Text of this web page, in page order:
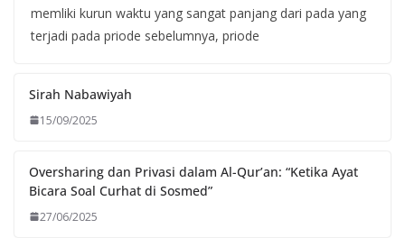
memliki kurun waktu yang sangat panjang dari pada yang
terjadi pada priode sebelumnya, priode
Sirah Nabawiyah
15/09/2025
Oversharing dan Privasi dalam Al-Qur’an: “Ketika Ayat
Bicara Soal Curhat di Sosmed”
27/06/2025